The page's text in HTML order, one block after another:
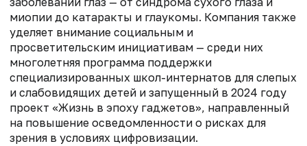
миопии до катаракты и глаукомы. Компания также
уделяет внимание социальным и
просветительским инициативам — среди них
многолетняя программа поддержки
специализированных школ-интернатов для слепых
и слабовидящих детей и запущенный в 2024 году
проект «Жизнь в эпоху гаджетов», направленный
на повышение осведомленности о рисках для
зрения в условиях цифровизации.